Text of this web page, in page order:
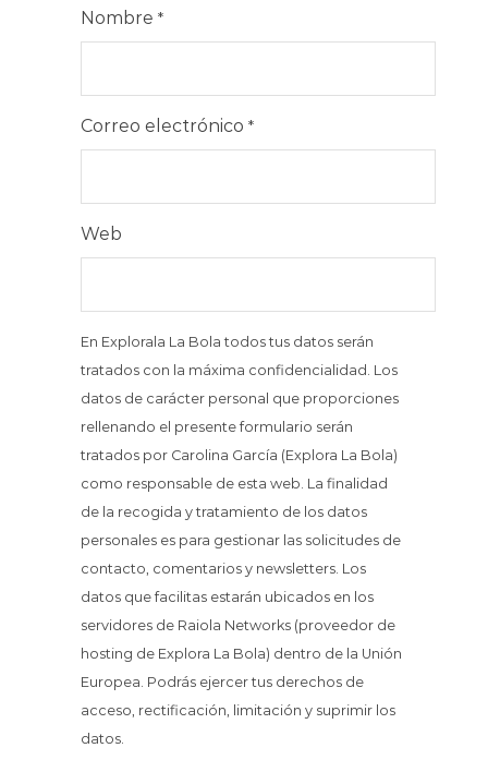
Nombre *
Correo electrónico *
Web
En Explorala La Bola todos tus datos serán
tratados con la máxima confidencialidad. Los
datos de carácter personal que proporciones
rellenando el presente formulario serán
tratados por Carolina García (Explora La Bola)
como responsable de esta web. La finalidad
de la recogida y tratamiento de los datos
personales es para gestionar las solicitudes de
contacto, comentarios y newsletters. Los
datos que facilitas estarán ubicados en los
servidores de Raiola Networks (proveedor de
hosting de Explora La Bola) dentro de la Unión
Europea. Podrás ejercer tus derechos de
acceso, rectificación, limitación y suprimir los
datos.